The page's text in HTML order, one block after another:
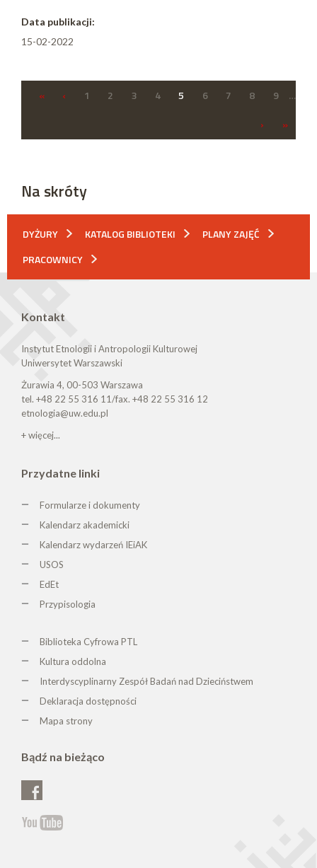
Data publikacji:
15-02-2022
« ‹ 1 2 3 4 5 6 7 8 9
…
›
»
Na skróty
DYŻURY KATALOG BIBLIOTEKI
PLANY ZAJĘĆ
PRACOWNICY
Kontakt
Instytut Etnologii i Antropologii Kulturowej
Uniwersytet Warszawski
Żurawia 4, 00-503 Warszawa
tel. +48 22 55 316 11/fax. +48 22 55 316 12
etnologia@uw.edu.pl
+ więcej...
Przydatne linki
Formularze i dokumenty
Kalendarz akademicki
Kalendarz wydarzeń IEiAK
USOS
EdEt
Przypisologia
Biblioteka Cyfrowa PTL
Kultura oddolna
Interdyscyplinarny Zespół Badań nad Dzieciństwem
Deklaracja dostępności
Mapa strony
Bądź na bieżąco